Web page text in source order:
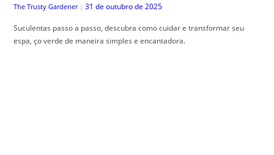
The Trusty Gardener | 31 de outubro de 2025
Suculentas passo a passo, descubra como cuidar e transformar seu
espa, ço verde de maneira simples e encantadora.